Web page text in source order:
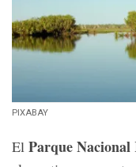
PIXABAY
El Parque